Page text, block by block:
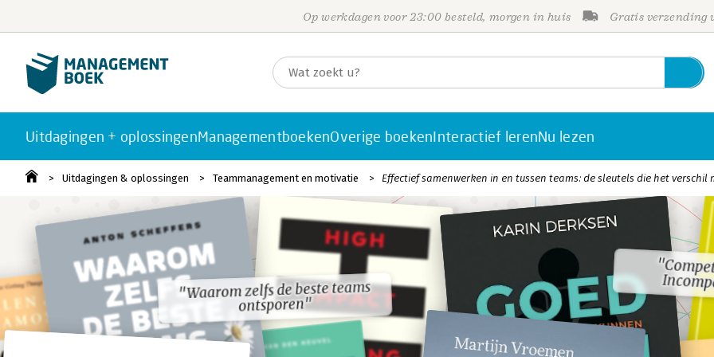
Op werkdagen voor 23:00 besteld, morgen in huis Gratis verzending
Uitdagingen + oplossingenManagementboekenOverige boekenInteractief lerenNu lezen
Uitdagingen & oplossingen Teammanagement en motivatie Effectief samenwerken in en tussen teams: de sleutels die het verschil
"Waarom zelfs de beste teams
ontsporen"
"Waarom zelfs de beste teams
ontsporen"